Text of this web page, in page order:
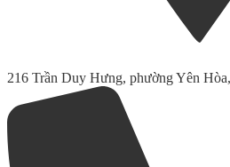
216 Trần Duy Hưng, phường Yên